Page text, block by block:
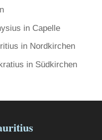
in Capelle
in Nordkirchen
in Südkirchen